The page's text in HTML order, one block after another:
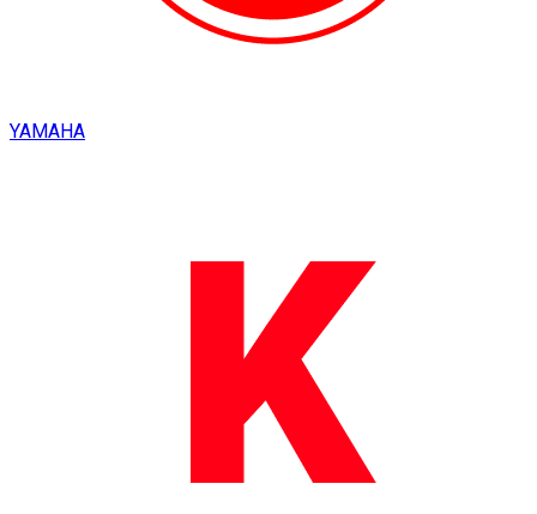
YAMAHA